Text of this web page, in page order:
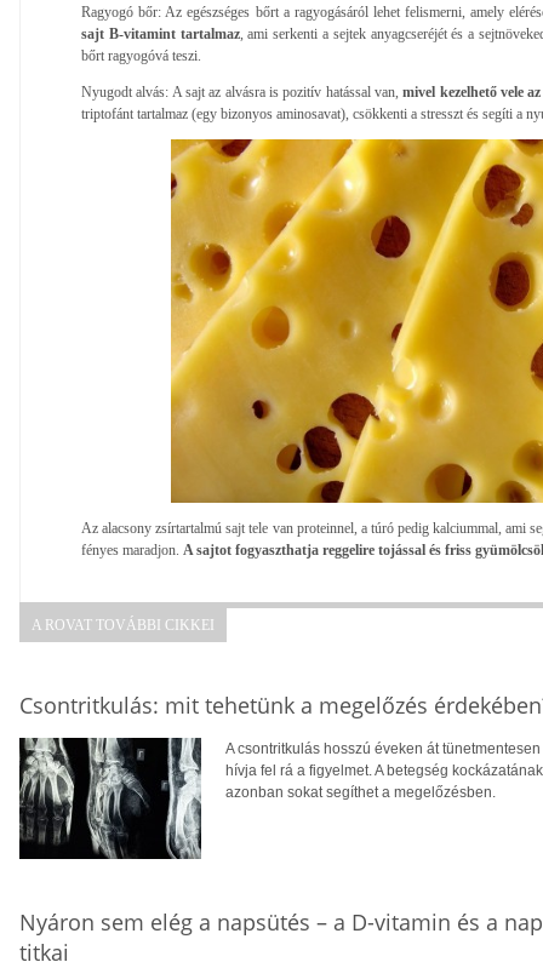
Ragyogó bőr: Az egészséges bőrt a ragyogásáról lehet felismerni, amely
sajt B-vitamint tartalmaz, ami serkenti a sejtek anyagcseréjét és a
bőrt ragyogóvá teszi.
Nyugodt alvás: A sajt az alvásra is pozitív hatással van,mivel kezelhető vele
triptofánt tartalmaz (egy bizonyos aminosavat), csökkenti a stresszt és segíti a
Az alacsony zsírtartalmú sajt tele van proteinnel, a túró pedig kalciummal, ami
fényes maradjon. A sajtot fogyaszthatja reggelire tojással és friss
A ROVAT TOVÁBBI CIKKEI
Csontritkulás: mit tehetünk a megelőzés
A csontritkulás hosszú éveken át
hívja fel rá a figyelmet. A betegség
azonban sokat segíthet a megelőzésben.
Nyáron sem elég a napsütés – a D-vitamin és a
titkai